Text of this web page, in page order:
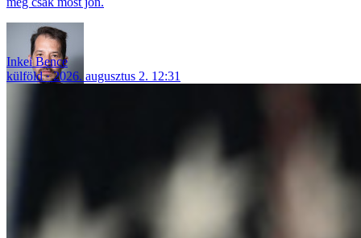
Inkei Bence
külföld
2026. augusztus 2. 12:31